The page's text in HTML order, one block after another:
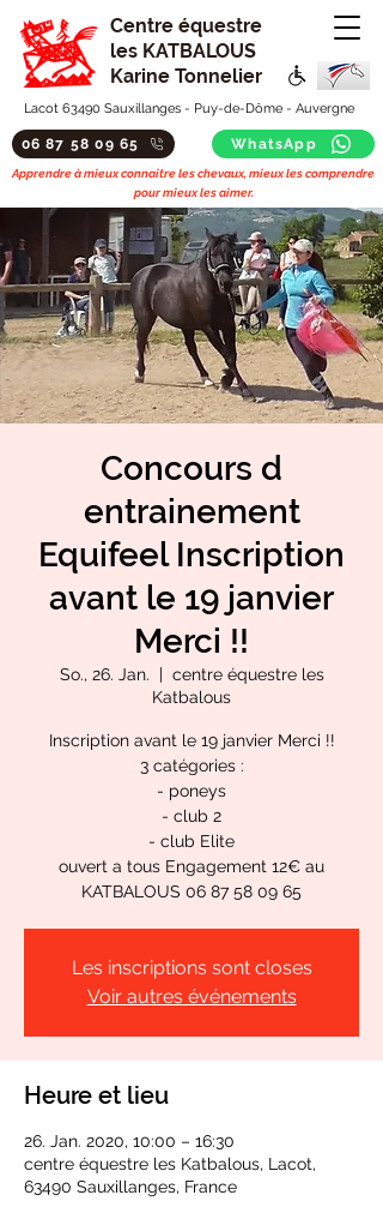
Centre équestre
les KATBALOUS
Karine Tonnelier
Lacot 63490 Sauxillanges - Puy-de-Dôme - Auvergne
06 87 58 09 65 WhatsApp
Apprendre à mieux connaitre les chevaux, mieux les comprendre
pour mieux les aimer.
Concours d
entrainement
Equifeel Inscription
avant le 19 janvier
Merci !!
So., 26. Jan.
  |
centre équestre les
Katbalous
Inscription avant le 19 janvier Merci !!
3 catégories :
- poneys
- club 2
- club Elite
ouvert a tous Engagement 12€ au
Les inscriptions sont closes
Voir autres événements
Heure et lieu
26. Jan. 2020, 10:00 – 16:30
centre équestre les Katbalous, Lacot,
63490 Sauxillanges, France